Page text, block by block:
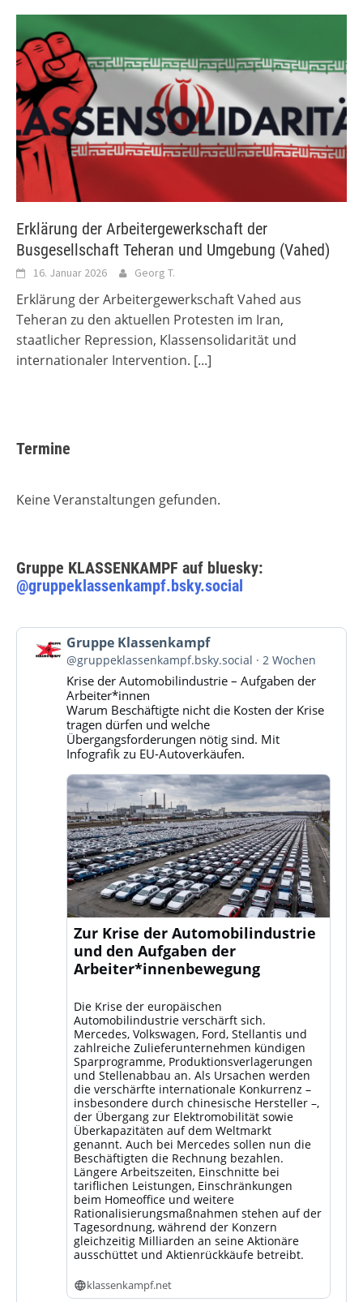
Erklärung der Arbeitergewerkschaft der
Busgesellschaft Teheran und Umgebung (Vahed)
16. Januar 2026 Georg T.
Erklärung der Arbeitergewerkschaft Vahed aus
Teheran zu den aktuellen Protesten im Iran,
staatlicher Repression, Klassensolidarität und
internationaler Intervention. [...]
Termine
Keine Veranstaltungen gefunden.
Gruppe KLASSENKAMPF auf bluesky:
@gruppeklassenkampf.bsky.social
Beitrag
von
Gruppe
Klassenkampf
Bluesky
ansehen
Gruppe Klassenkampf
@gruppeklassenkampf.bsky.social 2 Wochen
Krise der Automobilindustrie – Aufgaben der
Arbeiter*innen
Warum Beschäftigte nicht die Kosten der Krise
tragen dürfen und welche
Übergangsforderungen nötig sind. Mit
Infografik zu EU-Autoverkäufen.
Zur Krise der Automobilindustrie
und den Aufgaben der
Arbeiter*innenbewegung
Die Krise der europäischen
Automobilindustrie verschärft sich.
Mercedes, Volkswagen, Ford, Stellantis und
zahlreiche Zulieferunternehmen kündigen
Sparprogramme, Produktionsverlagerungen
und Stellenabbau an. Als Ursachen werden
die verschärfte internationale Konkurrenz –
insbesondere durch chinesische Hersteller –,
der Übergang zur Elektromobilität sowie
Überkapazitäten auf dem Weltmarkt
genannt. Auch bei Mercedes sollen nun die
Beschäftigten die Rechnung bezahlen.
Längere Arbeitszeiten, Einschnitte bei
tariflichen Leistungen, Einschränkungen
beim Homeoffice und weitere
Rationalisierungsmaßnahmen stehen auf der
Tagesordnung, während der Konzern
gleichzeitig Milliarden an seine Aktionäre
ausschüttet und Aktienrückkäufe betreibt.
klassenkampf.net